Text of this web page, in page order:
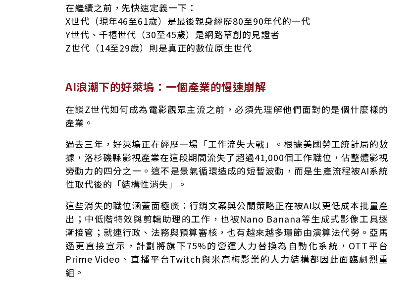
在繼續之前，先快速定義一下：
X世代（現年46至61歲）是最後親身經歷80至90年代的一代
Y世代、千禧世代（30至45歲）是網路草創的見證者
Z世代（14至29歲）則是真正的數位原生世代
AI浪潮下的好萊塢：一個產業的慢速崩解
在談Z世代如何成為電影觀眾主流之前，必須先理解他們面對的是個什麼樣的
產業。
過去三年，好萊塢正在經歷一場「工作流失大戰」。根據美國勞工統計局的數
據，洛杉磯縣影視產業在這段期間流失了超過41,000個工作職位，佔整體影視
勞動力的四分之一。這不是景氣循環造成的短暫波動，而是生產流程被AI系統
性取代後的「結構性消失」。
這些消失的職位涵蓋面極廣：行銷文案與公關策略正在被AI以更低成本批量產
出；中低階特效與剪輯助理的工作，也被Nano Banana等生成式影像工具逐
漸接管；就連行政、法務與預算審核，也有越來越多環節由演算法代勞。亞馬
遜更直接宣示，計劃將旗下75%的營運人力替換為自動化系統，OTT平台
Prime Video、直播平台Twitch與米高梅影業的人力結構都因此面臨劇烈重
組。